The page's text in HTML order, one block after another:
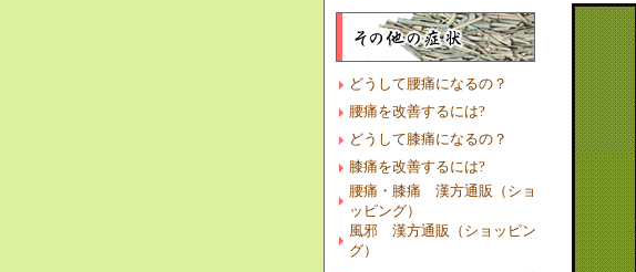
どうして腰痛になるの？
腰痛を改善するには?
どうして膝痛になるの？
膝痛を改善するには?
腰痛・膝痛 漢方通販（ショ
ッピング）
風邪 漢方通販（ショッピン
グ）